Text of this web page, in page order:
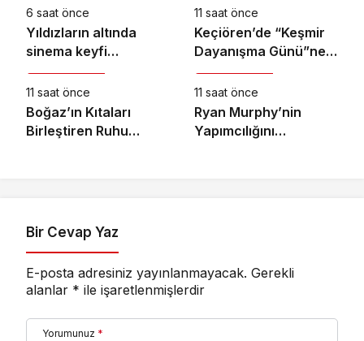
Turunda Öğrencilerin
Heyecanını Paylaştı
Çıkarıyor
6 saat önce
Yıldızların altında
sinema keyfi
Ormanya’da
11 saat önce
Keçiören’de “Keşmir
Dayanışma Günü”ne
Özel Sergi Açılışı
Yapıldı
11 saat önce
Boğaz’ın Kıtaları
Birleştiren Ruhu
11 saat önce
Ryan Murphy’nin
Yapımcılığını
Yayında!
Bir Cevap Yaz
E-posta adresiniz yayınlanmayacak. Gerekli
alanlar * ile işaretlenmişlerdir
Yorumunuz *